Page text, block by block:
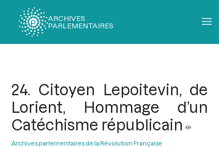
ARCHIVES
PARLEMENTAIRES
24. Citoyen Lepoitevin, de
Lorient, Hommage d’un
Catéchisme républicain
Archives parlementaires de la Révolution Française